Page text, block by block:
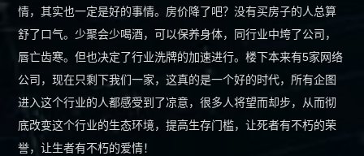
情，其实也一定是好的事情。房价降了吧？没有买房子的人总算
舒了口气。少聚会少喝酒，可以保养身体，同行业中垮了公司，
唇亡齿寒。但也决定了行业洗牌的加速进行。楼下本来有5家网络
公司，现在只剩下我们一家，这真的是一个好的时代，所有企图
进入这个行业的人都感受到了凉意，很多人将望而却步，从而彻
底改变这个行业的生态环境，提高生存门槛，让死者有不朽的荣
誉，让生者有不朽的爱情！